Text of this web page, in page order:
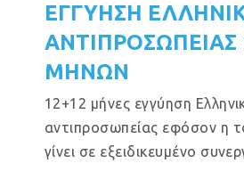
ΕΓΓΥΗΣΗ
ΑΝΤΙΠΡΟΣΩΠΕΙΑΣ
ΜΗΝΩΝ
12+12 μήνες εγγύηση
αντιπροσωπείας εφόσον η
γίνει σε εξειδικευμένο